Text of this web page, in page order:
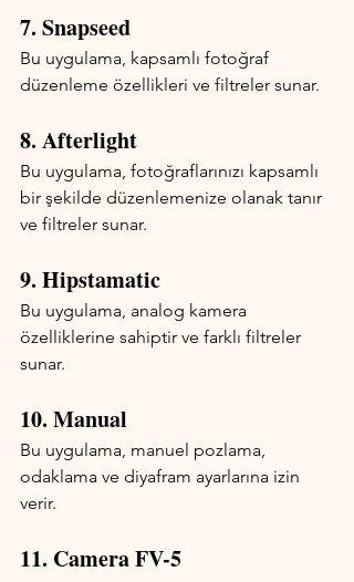
7. Snapseed
Bu uygulama, kapsamlı fotoğraf
düzenleme özellikleri ve filtreler sunar.
8. Afterlight
Bu uygulama, fotoğraflarınızı kapsamlı
bir şekilde düzenlemenize olanak tanır
ve filtreler sunar.
9. Hipstamatic
Bu uygulama, analog kamera
özelliklerine sahiptir ve farklı filtreler
sunar.
10. Manual
Bu uygulama, manuel pozlama,
odaklama ve diyafram ayarlarına izin
verir.
11. Camera FV-5